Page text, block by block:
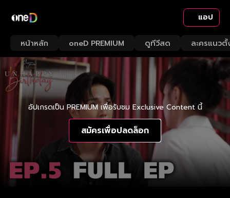
แอป
หน้าหลัก oneD PREMIUM ดูทีวีสด ละครแนวตั้
อัปเกรดเป็น PREMIUM เพื่อรับชม Exclusive Content นี้
สมัครเพื่อปลดล็อก